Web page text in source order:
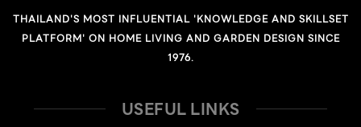
ควรยาว 12 เมตร เพื่อให้ผู้ใช้รถเข็นสามารถเข็นรถขึ้นลงเองได้
ปูพื้นด้วยวัสดุที่ไม่ลื่น เช่น ทรายล้าง กระเบื้องชนิดผิวหยาบ
ตะแกรงปิดให้พื้นเสมอกัน บันได ใช้วัสดุปูพื้นที่ไม่ลื่น อาจทำสี
THAILAND'S MOST INFLUENTIAL 'KNOWLEDGE AND SKILLSET
PLATFORM' ON HOME LIVING AND GARDEN DESIGN SINCE
1976.
USEFUL LINKS